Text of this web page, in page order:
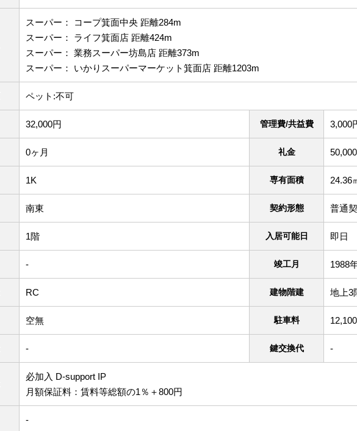
スーパー： コープ箕面中央 距離284m
スーパー： ライフ箕面店 距離424m
スーパー： 業務スーパー坊島店 距離373m
スーパー： いかりスーパーマーケット箕面店 距離1203m
ペット:不可
32,000円 管理費/共益費 3,000
0ヶ月 礼金
1K 専有面積 24.36
南東 契約形態 普通
1階 入居可能日 即日
- 竣工月 1988
RC 建物階建 地上3
空無 駐車料
- 鍵交換代 -
必加入 D-support IP
月額保証料：賃料等総額の1％＋800円
-